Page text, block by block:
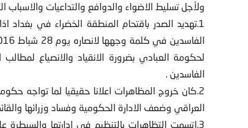
ولأجل تسليط الاضواء والدوافع والتداعيات والاسباب
1.تهديد الصدر باقتحام المنطقة الخضراء في
لحكومة العبادي بضرورة الانقياد والانصياع
الفاسدين .
2.كان خروج المظاهرات اعلانا حقيقيا لما تواجه
العراقي وضعف الادارة الحكومية وفساد وزرائها
3.اتسمت التظاهرات بالتنظيم في ادارتها